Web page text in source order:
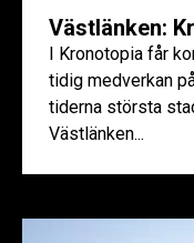
Västlänken:
I Kronotopia får
tidig medverkan
tiderna största
Västlänken...